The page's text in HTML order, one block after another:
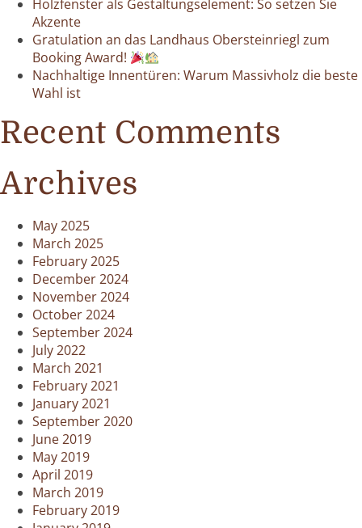
Holzfenster als Gestaltungselement: So setzen Sie
Akzente
Gratulation an das Landhaus Obersteinriegl zum
Booking Award!
Nachhaltige Innentüren: Warum Massivholz die beste
Wahl ist
Recent Comments
Archives
May 2025
March 2025
February 2025
December 2024
November 2024
October 2024
September 2024
July 2022
March 2021
February 2021
January 2021
September 2020
June 2019
May 2019
April 2019
March 2019
February 2019